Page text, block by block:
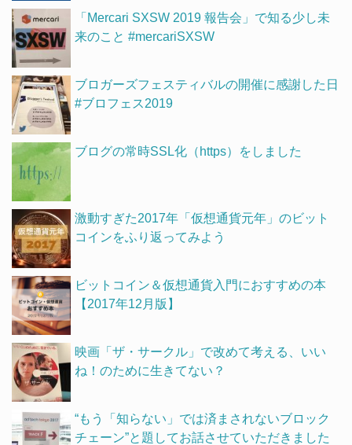
「Mercari SXSW 2019 報告会」で知る少し未
来のこと #mercariSXSW
ブロガーズフェスティバルの開催に感謝した日
#ブロフェス2019
ブログの常時SSL化（https）をしました
激動すぎた2017年「仮想通貨元年」のビット
コインをふり返ってみよう
ビットコイン＆仮想通貨入門におすすめの本
【2017年12月版】
映画「ザ・サークル」で改めて考える、いい
ね！のために生きてない？
“もう「知らない」では済まされないブロック
チェーン”と題してお話させていただきました